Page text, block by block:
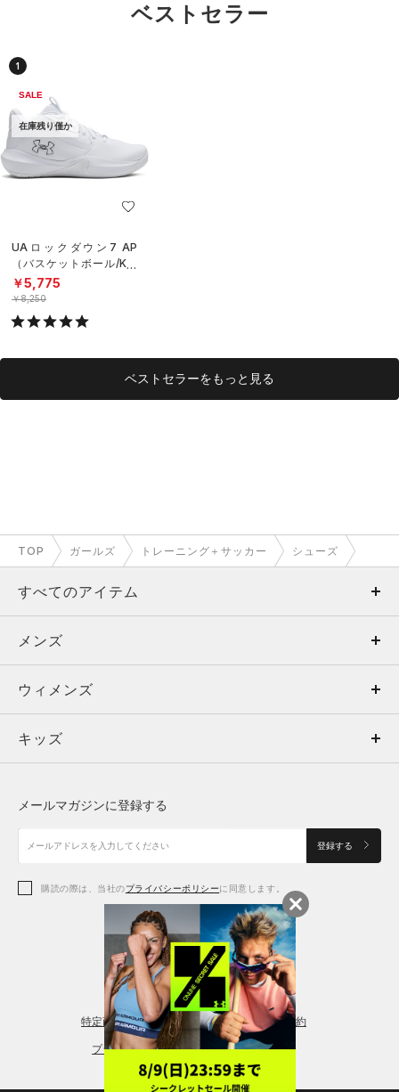
ベストセラー
1
SALE
在庫残り僅か
UAロックダウン7 AP
（バスケットボール/KID
S）
￥5,775
￥8,250
ベストセラーをもっと見る
TOP ガールズ トレーニング＋サッカー シューズ
すべてのアイテム
メンズ
ウィメンズ
キッズ
アクセサリー
メンズ
トップス
ボトムス
アクセサリー
ウィメンズ
トップス
シューズ
アクセサリー
レギンス＆タイツ
キッズ
シューズ
メールマガジンに登録する
登録する
購読の際は、当社のプライバシーポリシーに同意します。
特定商取引法に基づく通販の表記 会員規約
プライバシーポリシー